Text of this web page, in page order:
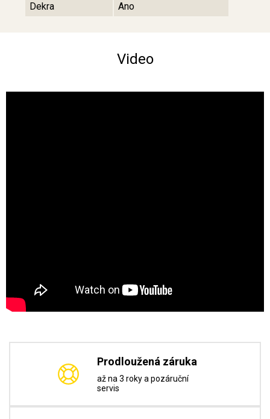
Dekra Ano
Video
Prodloužená záruka
až na 3 roky a pozáruční
servis